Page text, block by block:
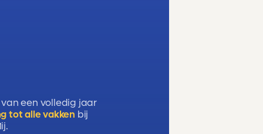
een volledig jaar
tot alle vakken bij